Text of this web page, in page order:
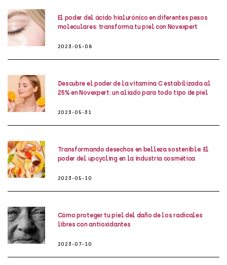
El poder del ácido hialurónico en diferentes pesos
moleculares: transforma tu piel con Novexpert
2023-05-08
Descubre el poder de la vitamina C estabilizada al
25% en Novexpert: un aliado para todo tipo de piel
2023-05-31
Transformando desechos en belleza sostenible: El
poder del upcycling en la industria cosmética
2023-05-10
Cómo proteger tu piel del daño de los radicales
libres con antioxidantes
2023-07-10